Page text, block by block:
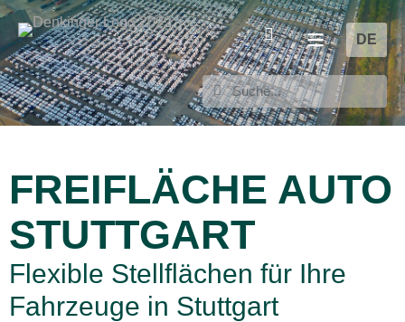
DE
FREIFLÄCHE AUTO
STUTTGART
Flexible Stellflächen für Ihre
Fahrzeuge in Stuttgart